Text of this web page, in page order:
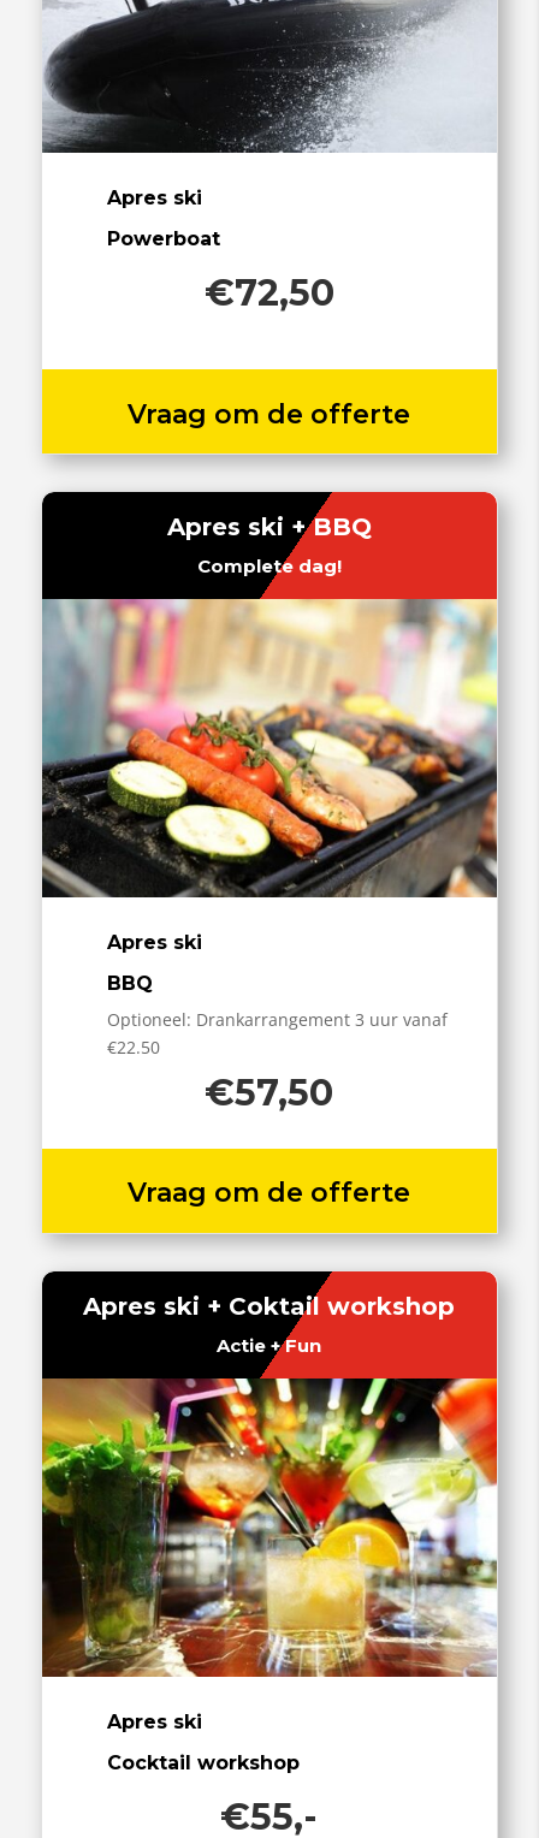
Apres ski
Powerboat
€72,50
Vraag om de offerte
Apres ski + BBQ
Complete dag!
Apres ski
BBQ
Optioneel: Drankarrangement 3 uur vanaf
€22.50
€57,50
Vraag om de offerte
Apres ski + Coktail workshop
Actie + Fun
Apres ski
Cocktail workshop
€55,-